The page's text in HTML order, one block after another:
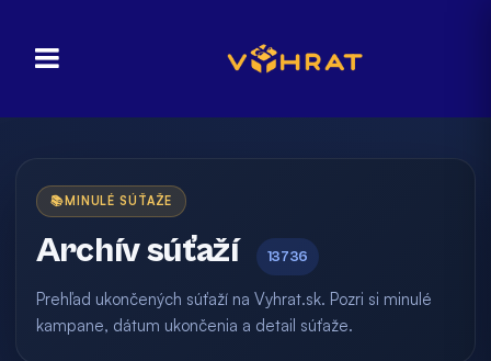
📚 MINULÉ SÚŤAŽE
Archív súťaží 13736
Prehľad ukončených súťaží na Vyhrat.sk. Pozri si minulé
kampane, dátum ukončenia a detail súťaže.